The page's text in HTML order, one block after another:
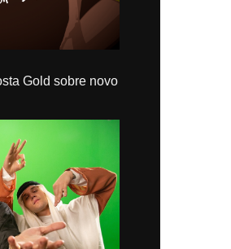
Gold sobre novo